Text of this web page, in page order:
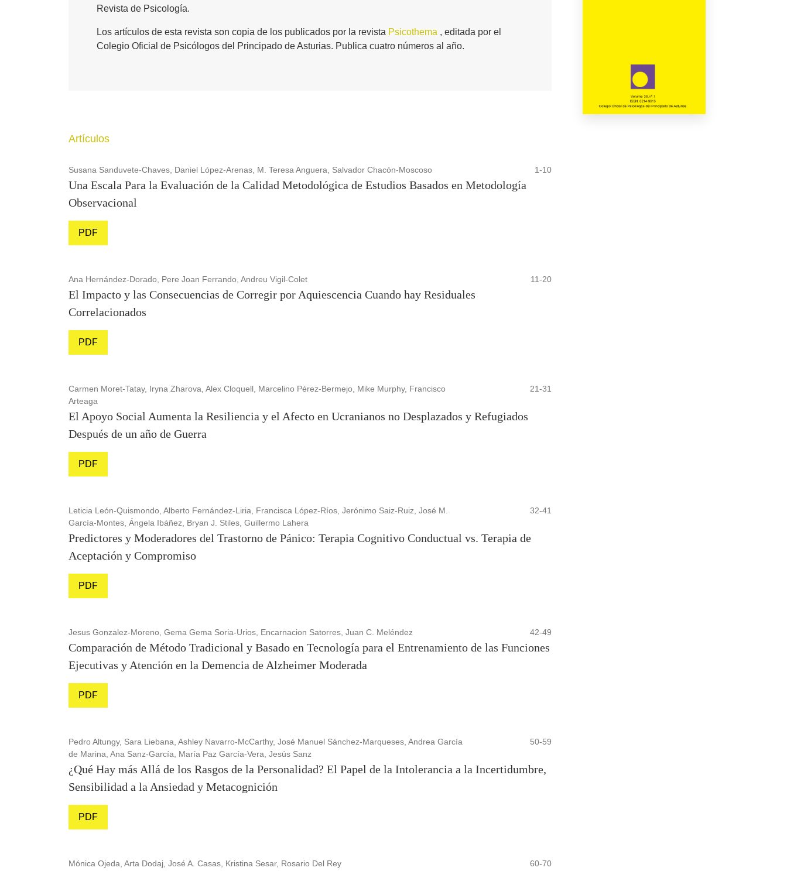
Revista de Psicología.
Los artículos de esta revista son copia de los publicados por la revista Psicothema , editada por el
Colegio Oficial de Psicólogos del Principado de Asturias. Publica cuatro números al año.
Artículos
Susana Sanduvete-Chaves, Daniel López-Arenas, M. Teresa Anguera, Salvador Chacón-Moscoso 1-10
Una Escala Para la Evaluación de la Calidad Metodológica de Estudios Basados en Metodología
Observacional
PDF
Ana Hernández-Dorado, Pere Joan Ferrando, Andreu Vigil-Colet 11-20
El Impacto y las Consecuencias de Corregir por Aquiescencia Cuando hay Residuales
Correlacionados
PDF
Carmen Moret-Tatay, Iryna Zharova, Alex Cloquell, Marcelino Pérez-Bermejo, Mike Murphy, Francisco
Arteaga
21-31
El Apoyo Social Aumenta la Resiliencia y el Afecto en Ucranianos no Desplazados y Refugiados
Después de un año de Guerra
PDF
Leticia León-Quismondo, Alberto Fernández-Liria, Francisca López-Ríos, Jerónimo Saiz-Ruiz, José M.
García-Montes, Ángela Ibáñez, Bryan J. Stiles, Guillermo Lahera
32-41
Predictores y Moderadores del Trastorno de Pánico: Terapia Cognitivo Conductual vs. Terapia de
Aceptación y Compromiso
PDF
Jesus Gonzalez-Moreno, Gema Gema Soria-Urios, Encarnacion Satorres, Juan C. Meléndez 42-49
Comparación de Método Tradicional y Basado en Tecnología para el Entrenamiento de las Funciones
Ejecutivas y Atención en la Demencia de Alzheimer Moderada
PDF
Pedro Altungy, Sara Liebana, Ashley Navarro-McCarthy, José Manuel Sánchez-Marqueses, Andrea García
de Marina, Ana Sanz-García, María Paz García-Vera, Jesús Sanz
50-59
¿Qué Hay más Allá de los Rasgos de la Personalidad? El Papel de la Intolerancia a la Incertidumbre,
Sensibilidad a la Ansiedad y Metacognición
PDF
Mónica Ojeda, Arta Dodaj, José A. Casas, Kristina Sesar, Rosario Del Rey 60-70